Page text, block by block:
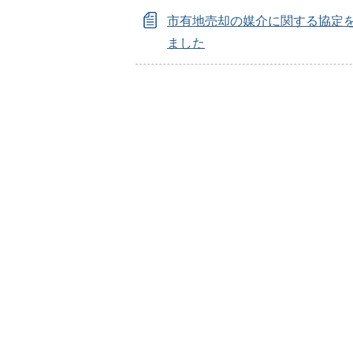
市有地売却の媒介に関する協定
ました